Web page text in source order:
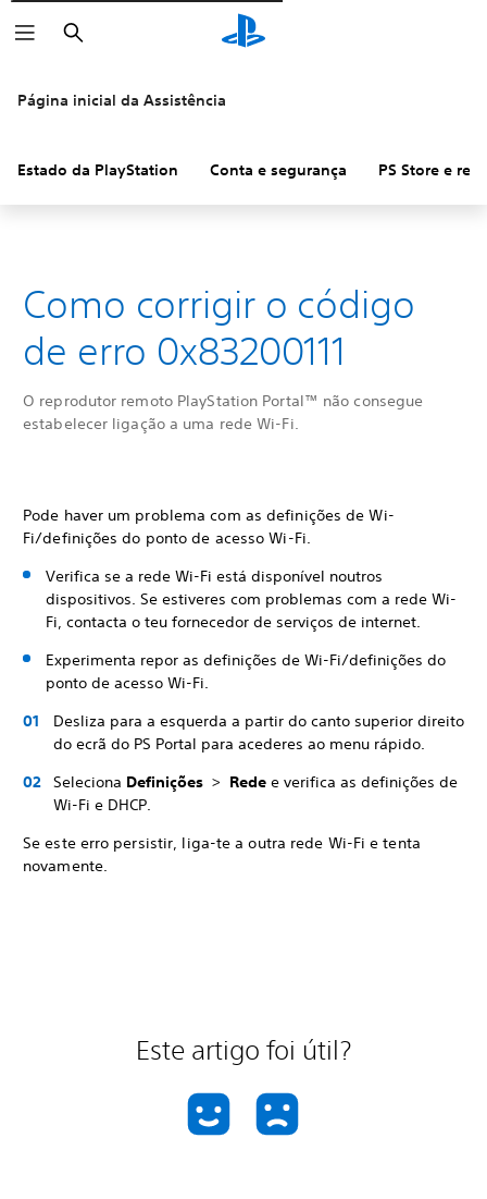
Pesquisar
Página inicial da Assistência
Estado da PlayStation Conta e segurança PS Store e
Como corrigir o código
de erro 0x83200111
O reprodutor remoto PlayStation Portal™ não consegue
estabelecer ligação a uma rede Wi-Fi.
Pode haver um problema com as definições de Wi-
Fi/definições do ponto de acesso Wi-Fi.
Verifica se a rede Wi-Fi está disponível noutros
dispositivos. Se estiveres com problemas com a rede Wi-
Fi, contacta o teu fornecedor de serviços de internet.
Experimenta repor as definições de Wi-Fi/definições do
ponto de acesso Wi-Fi.
Desliza para a esquerda a partir do canto superior direito
do ecrã do PS Portal para acederes ao menu rápido.
Seleciona Definições > Rede e verifica as definições de
Wi-Fi e DHCP.
Se este erro persistir, liga-te a outra rede Wi-Fi e tenta
novamente.
Este artigo foi útil?